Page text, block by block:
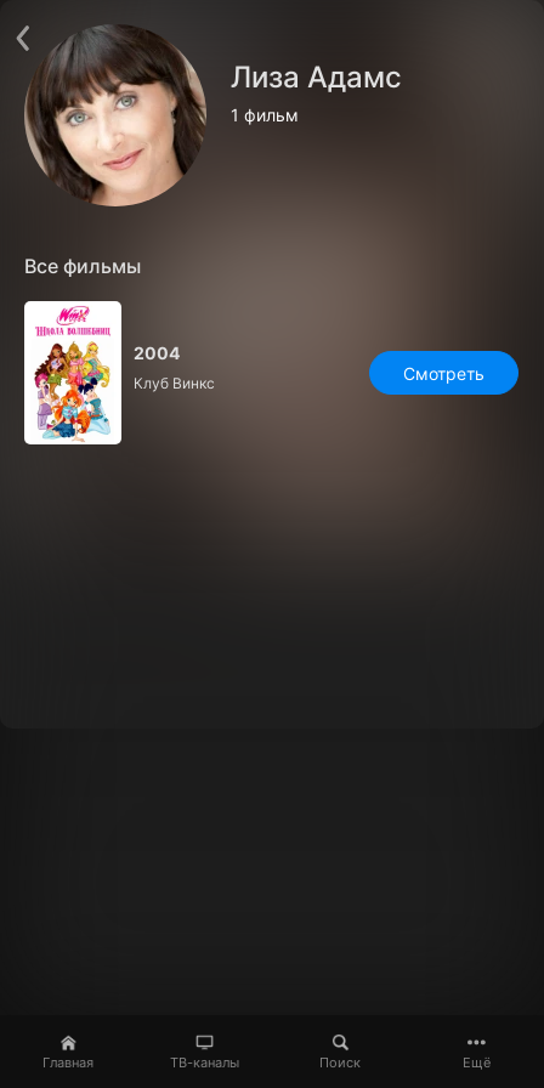
Главная ТВ-каналы Поиск Ещё
Лиза Адамс
1 фильм
Все фильмы
2004
Клуб Винкс Смотреть
О сервисе
Пользовательское соглашение
Политика конфиденциальности
Открыть приложение
Установить на ТВ
Бесплатные каналы